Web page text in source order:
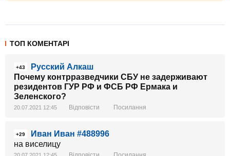
ТОП КОМЕНТАРІ
+43
Русский Алкаш
Почему контрразведчики СБУ не задерживают
резидентов ГУР РФ и ФСБ РФ Ермака и
Зеленского?
20.07.2021 12:45 Відповісти Посилання
+29
Иван Иван #488996
на виселицу